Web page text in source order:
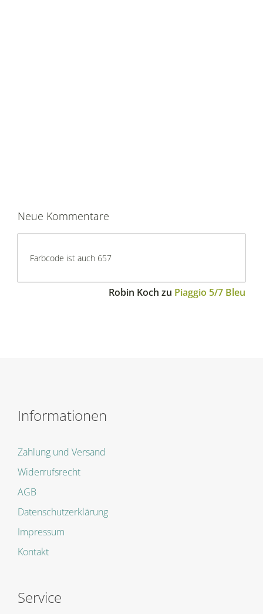
Neue Kommentare
Farbcode ist auch 657
Robin Koch zu Piaggio 5/7 Bleu
Informationen
Zahlung und Versand
Widerrufsrecht
AGB
Datenschutzerklärung
Impressum
Kontakt
Service